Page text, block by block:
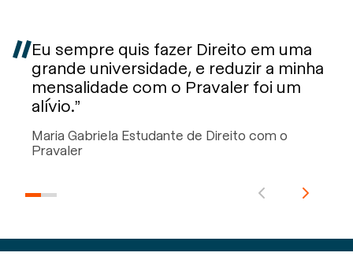
Eu sempre quis fazer Direito em uma
grande universidade, e reduzir a minha
mensalidade com o Pravaler foi um
alívio.”
Maria Gabriela Estudante de Direito com o
Pravaler